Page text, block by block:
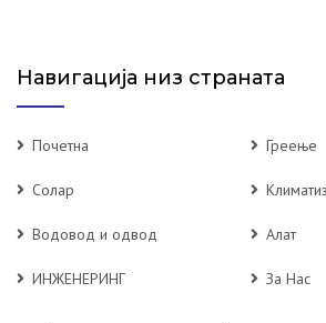
Навигација низ страната
Почетна Греење
Солар
Водовод и одвод Алат
ИНЖЕНЕРИНГ За Нас